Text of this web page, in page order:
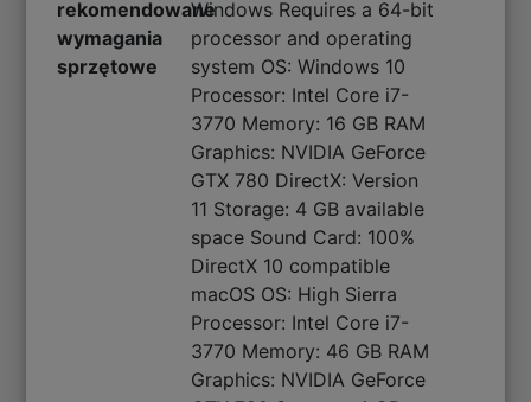
rekomendowane
wymagania
sprzętowe
Windows Requires a 64-bit
processor and operating
system OS: Windows 10
Processor: Intel Core i7-
3770 Memory: 16 GB RAM
Graphics: NVIDIA GeForce
GTX 780 DirectX: Version
11 Storage: 4 GB available
space Sound Card: 100%
DirectX 10 compatible
macOS OS: High Sierra
Processor: Intel Core i7-
3770 Memory: 46 GB RAM
Graphics: NVIDIA GeForce